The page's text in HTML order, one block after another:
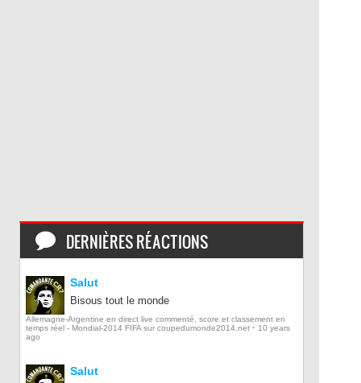
DERNIÈRES RÉACTIONS
Salut
Bisous tout le monde
Allemagne-Argentine en direct live commenté, score et classement en
temps réel - Mondial-2014 FIFA sur coupedumonde2014.net · 10 years
ago
Salut